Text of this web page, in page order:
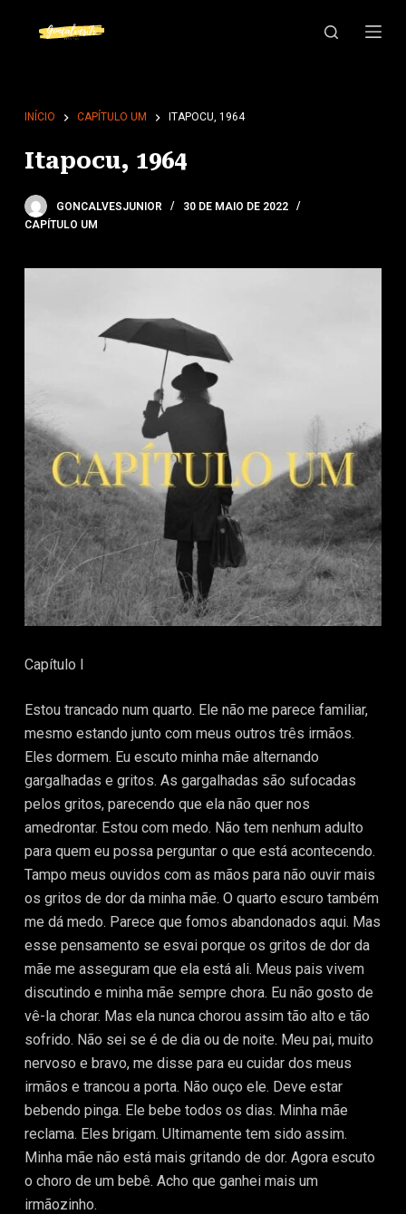
a
o
o
INÍCIO CAPÍTULO UM ITAPOCU, 1964
Itapocu, 1964
GONCALVESJUNIOR
30 DE MAIO DE 2022
CAPÍTULO UM
Capítulo I
Estou trancado num quarto. Ele não me parece familiar,
mesmo estando junto com meus outros três irmãos.
Eles dormem. Eu escuto minha mãe alternando
gargalhadas e gritos. As gargalhadas são sufocadas
pelos gritos, parecendo que ela não quer nos
amedrontar. Estou com medo. Não tem nenhum adulto
para quem eu possa perguntar o que está acontecendo.
Tampo meus ouvidos com as mãos para não ouvir mais
os gritos de dor da minha mãe. O quarto escuro também
me dá medo. Parece que fomos abandonados aqui. Mas
esse pensamento se esvai porque os gritos de dor da
mãe me asseguram que ela está ali. Meus pais vivem
discutindo e minha mãe sempre chora. Eu não gosto de
vê-la chorar. Mas ela nunca chorou assim tão alto e tão
sofrido. Não sei se é de dia ou de noite. Meu pai, muito
nervoso e bravo, me disse para eu cuidar dos meus
irmãos e trancou a porta. Não ouço ele. Deve estar
bebendo pinga. Ele bebe todos os dias. Minha mãe
reclama. Eles brigam. Ultimamente tem sido assim.
Minha mãe não está mais gritando de dor. Agora escuto
o choro de um bebê. Acho que ganhei mais um
irmãozinho.